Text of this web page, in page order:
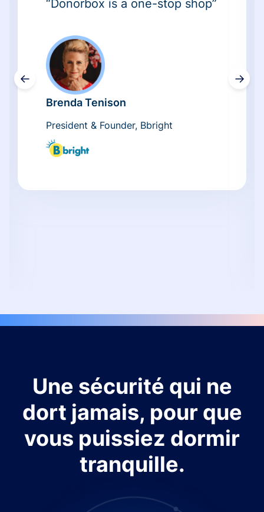
←
“Donorbox is a one-stop shop”
Brenda Tenison
President & Founder, Bbright
→
Une sécurité qui ne
dort jamais, pour que
vous puissiez dormir
tranquille.